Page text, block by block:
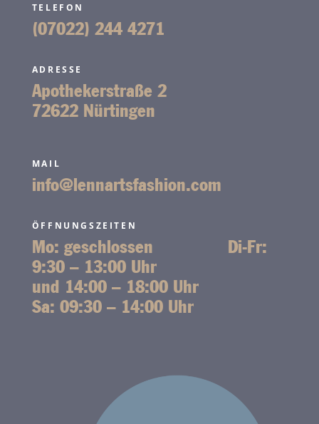
TELEFON
(07022) 244 4271
ADRESSE
Apothekerstraße 2
72622 Nürtingen
MAIL
info@lennartsfashion.com
ÖFFNUNGSZEITEN
Mo: geschlossen
Di-Fr:
9:30 – 13:00 Uhr
und 14:00 – 18:00 Uhr
Sa: 09:30 – 14:00 Uhr